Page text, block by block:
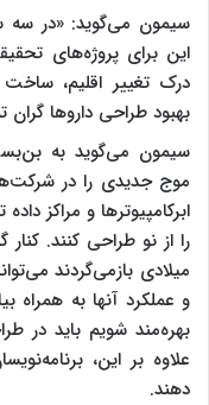
سیمون می‌گوید: «در سه
این برای پروژه‌های
درک تغییر اقلیم، ساخت
بهبود طراحی داروها
سیمون می‌گوید به
موج جدیدی را در
ابرکامپیوترها و مراکز
میلادی بازمی‌گردند
و عملکرد آنها به همراه
بهره‌مند شویم باید در
علاوه بر این،
دهند.